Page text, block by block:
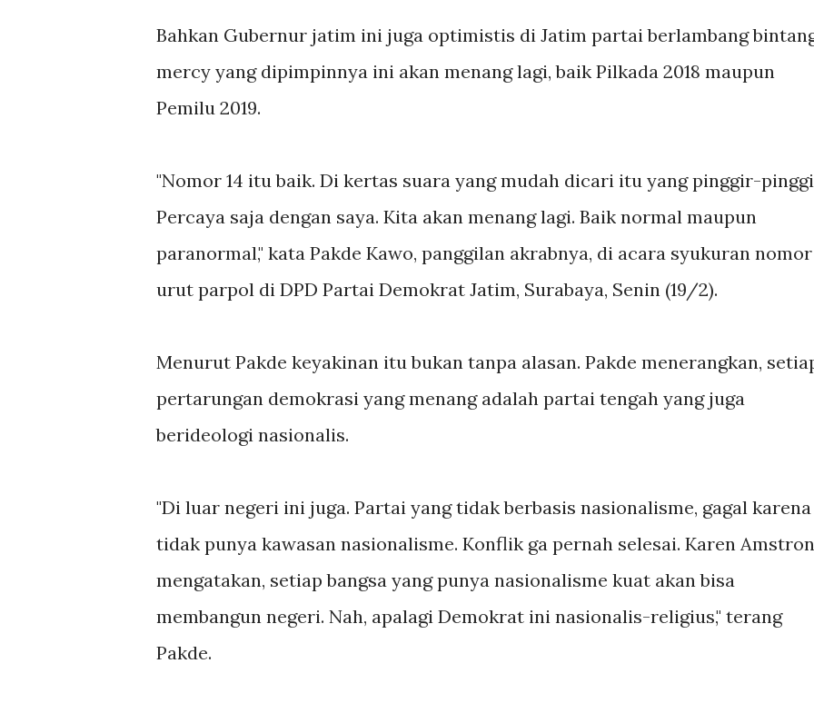
Bahkan Gubernur jatim ini juga optimistis di Jatim partai berlambang
mercy yang dipimpinnya ini akan menang lagi, baik Pilkada 2018 maupun
Pemilu 2019.
"Nomor 14 itu baik. Di kertas suara yang mudah dicari itu yang pinggir-
Percaya saja dengan saya. Kita akan menang lagi. Baik normal maupun
paranormal," kata Pakde Kawo, panggilan akrabnya, di acara syukuran nomor
urut parpol di DPD Partai Demokrat Jatim, Surabaya, Senin (19/2).
Menurut Pakde keyakinan itu bukan tanpa alasan. Pakde menerangkan,
pertarungan demokrasi yang menang adalah partai tengah yang juga
berideologi nasionalis.
"Di luar negeri ini juga. Partai yang tidak berbasis nasionalisme, gagal karena
tidak punya kawasan nasionalisme. Konflik ga pernah selesai. Karen
mengatakan, setiap bangsa yang punya nasionalisme kuat akan bisa
membangun negeri. Nah, apalagi Demokrat ini nasionalis-religius," terang
Pakde.